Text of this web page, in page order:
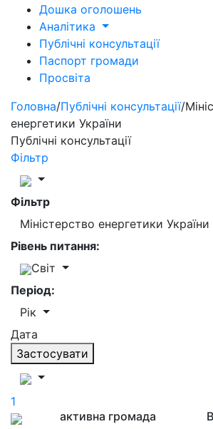
Дошка оголошень
Аналітика
Публічні консультації
Паспорт громади
Просвіта
Головна/Публічні консультації/
енергетики України
Публічні консультації
Фільтр
Фільтр
Міністерство енергетики України
Рівень питання:
Світ
Період:
Рік
Дата
Застосувати
1
активна громада